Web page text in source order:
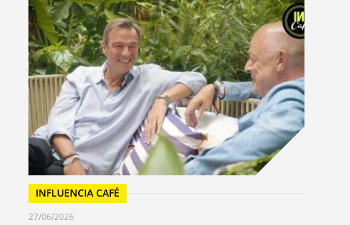
INFLUENCIA CAFÉ
27/06/2026